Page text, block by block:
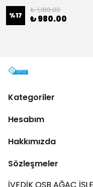
%17
₺ 1,180.00
₺ 980.00
Kategoriler
Hesabım
Hakkımızda
Sözleşmeler